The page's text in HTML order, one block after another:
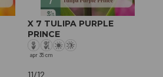
X 7 TULIPA PURPLE
PRINCE
apr 35 cm
11/12